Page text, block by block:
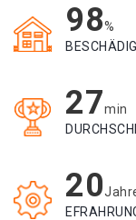
98%
27min
20